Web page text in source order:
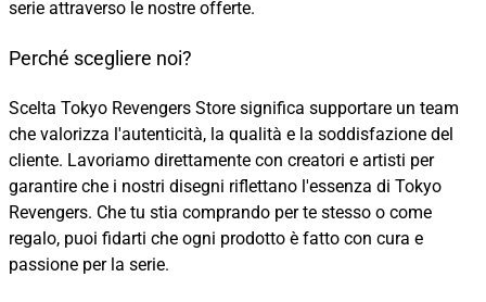
serie attraverso le nostre offerte.
Perché scegliere noi?
Scelta Tokyo Revengers Store significa supportare un team
che valorizza l'autenticità, la qualità e la soddisfazione del
cliente. Lavoriamo direttamente con creatori e artisti per
garantire che i nostri disegni riflettano l'essenza di Tokyo
Revengers. Che tu stia comprando per te stesso o come
regalo, puoi fidarti che ogni prodotto è fatto con cura e
passione per la serie.